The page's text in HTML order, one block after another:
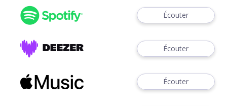
Écouter
Écouter
Écouter